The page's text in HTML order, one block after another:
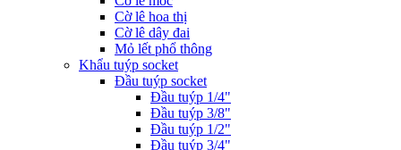
Cờ lê hoa thị
Cờ lê dây đai
Mỏ lết phổ thông
Khẩu tuýp socket
Đầu tuýp socket
Đầu tuýp 1/4"
Đầu tuýp 3/8"
Đầu tuýp 1/2"
Đầu tuýp 3/4"